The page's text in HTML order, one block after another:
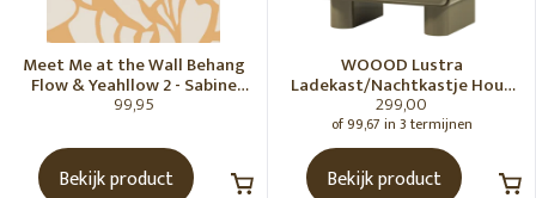
Meet Me at the Wall Behang
Flow & Yeahllow 2 - Sabine
van Vessem
99,95
Bekijk product
WOOOD Lustra
Ladekast/Nachtkastje Hout
Hoogglans Groen [Fsc]
299,00
of 99,67 in 3 termijnen
Bekijk product